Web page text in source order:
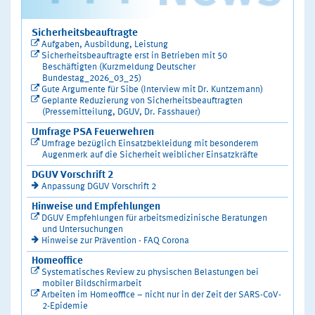
Sicherheitsbeauftragte
Aufgaben, Ausbildung, Leistung
Sicherheitsbeauftragte erst in Betrieben mit 50
Beschäftigten (Kurzmeldung Deutscher
Bundestag_2026_03_25)
Gute Argumente für Sibe (Interview mit Dr. Kuntzemann)
Geplante Reduzierung von Sicherheitsbeauftragten
(Pressemitteilung, DGUV, Dr. Fasshauer)
Umfrage PSA Feuerwehren
Umfrage bezüglich Einsatzbekleidung mit besonderem
Augenmerk auf die Sicherheit weiblicher Einsatzkräfte
DGUV Vorschrift 2
Anpassung DGUV Vorschrift 2
Hinweise und Empfehlungen
DGUV Empfehlungen für arbeitsmedizinische Beratungen
und Untersuchungen
Hinweise zur Prävention - FAQ Corona
Homeoffice
Systematisches Review zu physischen Belastungen bei
mobiler Bildschirmarbeit
Arbeiten im Homeoffice – nicht nur in der Zeit der SARS-CoV-
2-Epidemie